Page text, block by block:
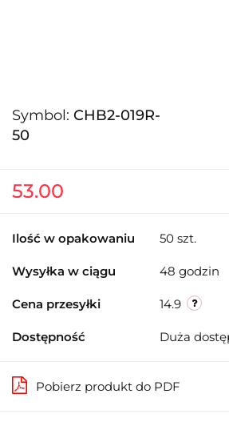
Symbol: CHB2-019R-
50
53.00
Ilość w opakowaniu 50 szt.
Wysyłka w ciągu 48 godzin
Cena przesyłki 14.9
Dostępność Duża
Pobierz produkt do PDF